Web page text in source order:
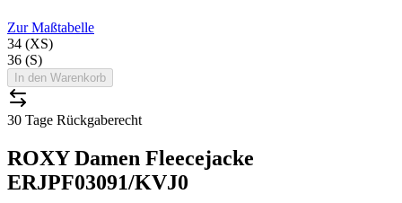
Zur Maßtabelle
34 (XS)
36 (S)
In den Warenkorb
30 Tage Rückgaberecht
ROXY Damen Fleecejacke
ERJPF03091/KVJ0